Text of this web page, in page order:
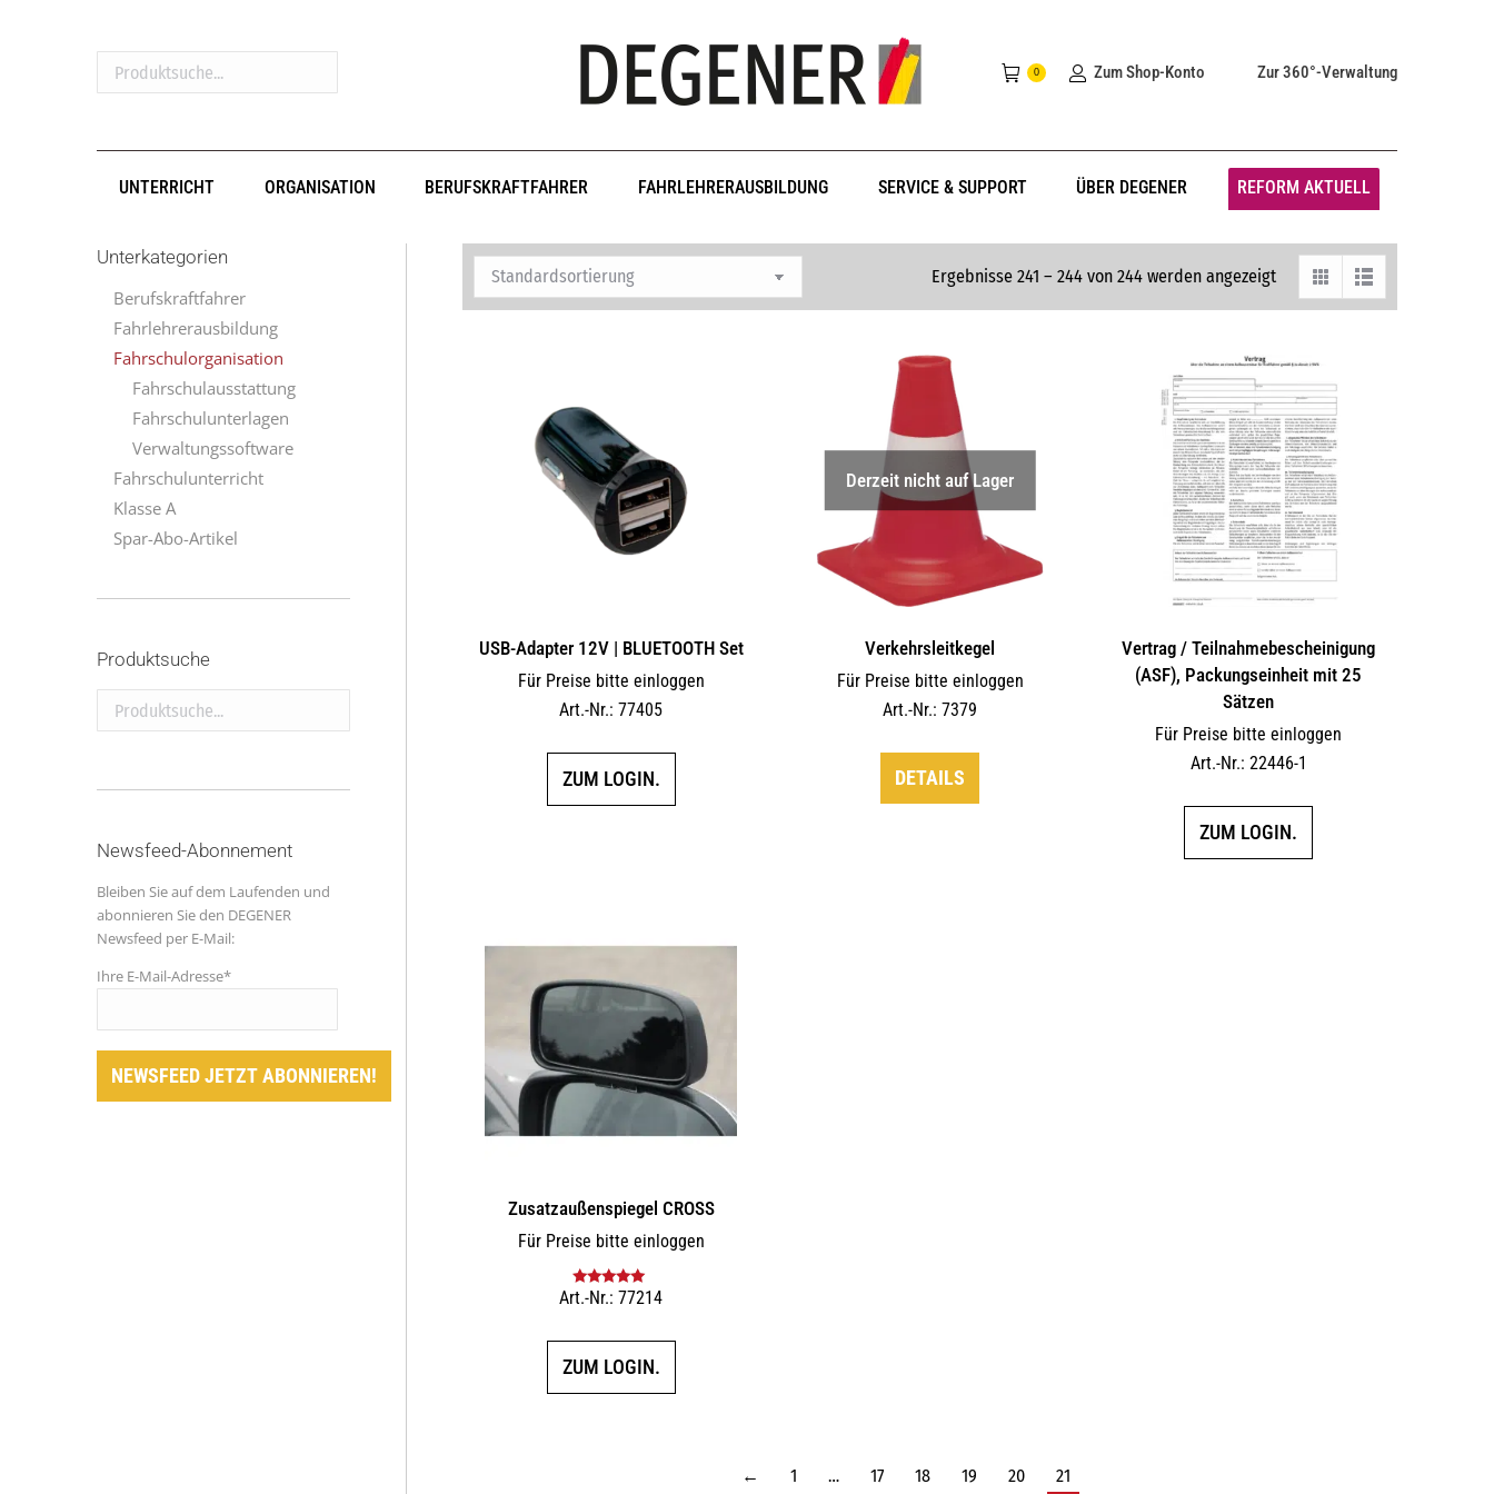
Produktsuche...
0 Zum Shop-Konto Zur 360°-Verwaltung
UNTERRICHT ORGANISATION BERUFSKRAFTFAHRER FAHRLEHRERAUSBILDUNG SERVICE & SUPPORT ÜBER DEGENER REFORM AKTUELL
Ergebnisse 241 – 244 von 244 werden angezeigt
USB-Adapter 12V | BLUETOOTH Set
Für Preise bitte einloggen
Art.-Nr.: 77405
ZUM LOGIN.
Derzeit nicht auf Lager
Verkehrsleitkegel
Für Preise bitte einloggen
Art.-Nr.: 7379
DETAILS
Vertrag / Teilnahme­bescheinigung
(ASF), Packungseinheit mit 25
Sätzen
Für Preise bitte einloggen
Art.-Nr.: 22446-1
ZUM LOGIN.
Zusatz­außenspiegel CROSS
Für Preise bitte einloggen
Bewertet mit
Art.-Nr.: 77214
ZUM LOGIN.
← 1 … 17 18 19 20 21
Unterkategorien
Berufskraftfahrer
Fahrlehrerausbildung
Fahrschulorganisation
Fahrschulausstattung
Fahrschulunterlagen
Verwaltungssoftware
Fahrschulunterricht
Klasse A
Spar-Abo-Artikel
Produktsuche
Produktsuche...
Newsfeed-Abonnement
Bleiben Sie auf dem Laufenden und
abonnieren Sie den DEGENER
Newsfeed per E-Mail:
Ihre E-Mail-Adresse*